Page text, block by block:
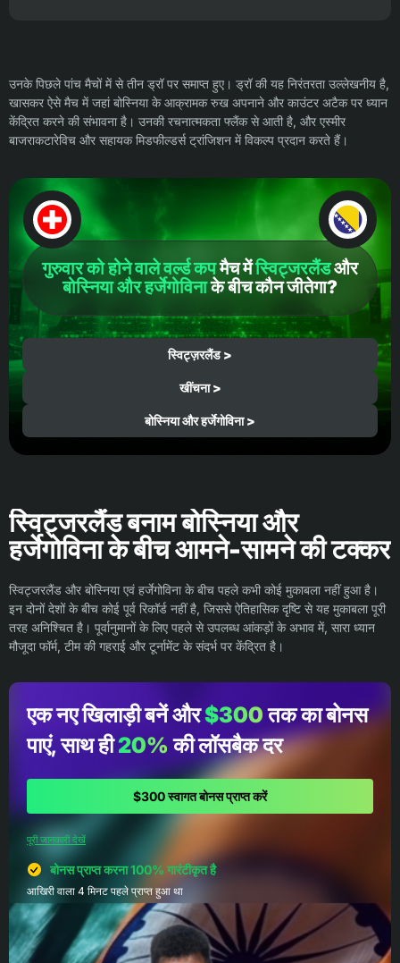
उनके पिछले पांच मैचों में से तीन ड्रॉ पर समाप्त हुए। ड्रॉ की यह निरंतरता उल्लेखनीय है,
खासकर ऐसे मैच में जहां बोस्निया के आक्रामक रुख अपनाने और काउंटर अटैक पर ध्यान
केंद्रित करने की संभावना है। उनकी रचनात्मकता फ्लैंक से आती है, और एस्मीर
बाजराकटारेविच और सहायक मिडफील्डर्स ट्रांजिशन में विकल्प प्रदान करते हैं।
गुरुवार को होने वाले वर्ल्ड कपमैच मेंस्विट्जरलैंडऔर
बोस्निया और हर्जेगोविनाके बीच कौन जीतेगा?
स्विट्ज़रलैंड >
खींचना >
बोस्निया और हर्जेगोविना >
स्विट्जरलैंड बनाम बोस्निया और
हर्जेगोविना के बीच आमने-सामने की टक्कर
स्विट्जरलैंड और बोस्निया एवं हर्जेगोविना के बीच पहले कभी कोई मुकाबला नहीं हुआ है।
इन दोनों देशों के बीच कोई पूर्व रिकॉर्ड नहीं है, जिससे ऐतिहासिक दृष्टि से यह मुकाबला पूरी
तरह अनिश्चित है। पूर्वानुमानों के लिए पहले से उपलब्ध आंकड़ों के अभाव में, सारा ध्यान
मौजूदा फॉर्म, टीम की गहराई और टूर्नामेंट के संदर्भ पर केंद्रित है।
एक नए खिलाड़ी बनें और$300तक का बोनस
पाएं, साथ ही20%की लॉसबैक दर
$300 स्वागत बोनस प्राप्त करें
पूरी जानकारी देखें
बोनस प्राप्त करना 100% गारंटीकृत है
आखिरी वाला 4 मिनट पहले प्राप्त हुआ था